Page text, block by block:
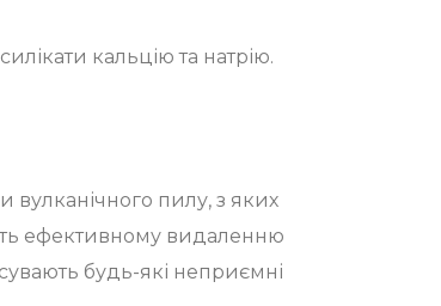
кальцію та натрію.
вулканічного пилу, з яких
ефективному видаленню
будь-які неприємні